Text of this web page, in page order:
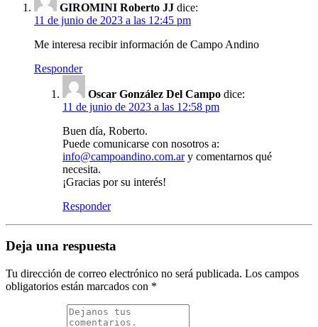
GIROMINI Roberto JJ dice:
11 de junio de 2023 a las 12:45 pm
Me interesa recibir información de Campo Andino
Responder
Oscar González Del Campo dice:
11 de junio de 2023 a las 12:58 pm
Buen día, Roberto.
Puede comunicarse con nosotros a:
info@campoandino.com.ary comentarnos qué
necesita.
¡Gracias por su interés!
Responder
Deja una respuesta
Tu dirección de correo electrónico no será publicada. Los campos
obligatorios están marcados con *